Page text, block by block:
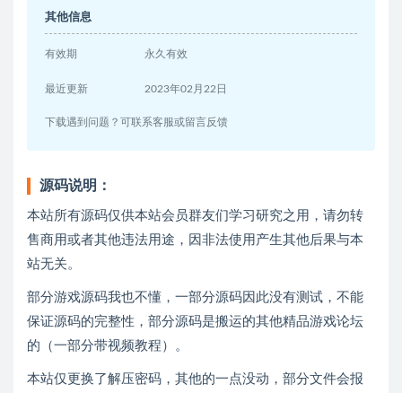
其他信息
有效期 永久有效
最近更新 2023年02月22日
下载遇到问题？可联系客服或留言反馈
源码说明：
本站所有源码仅供本站会员群友们学习研究之用，请勿转
售商用或者其他违法用途，因非法使用产生其他后果与本
站无关。
部分游戏源码我也不懂，一部分源码因此没有测试，不能
保证源码的完整性，部分源码是搬运的其他精品游戏论坛
的（一部分带视频教程）。
本站仅更换了解压密码，其他的一点没动，部分文件会报